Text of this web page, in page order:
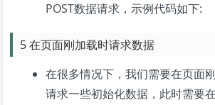
POST数据请求，示例代码如下:
5 在页面刚加载时请求数据
在很多情况下，我们需要在页面
请求一些初始化数据，此时需要